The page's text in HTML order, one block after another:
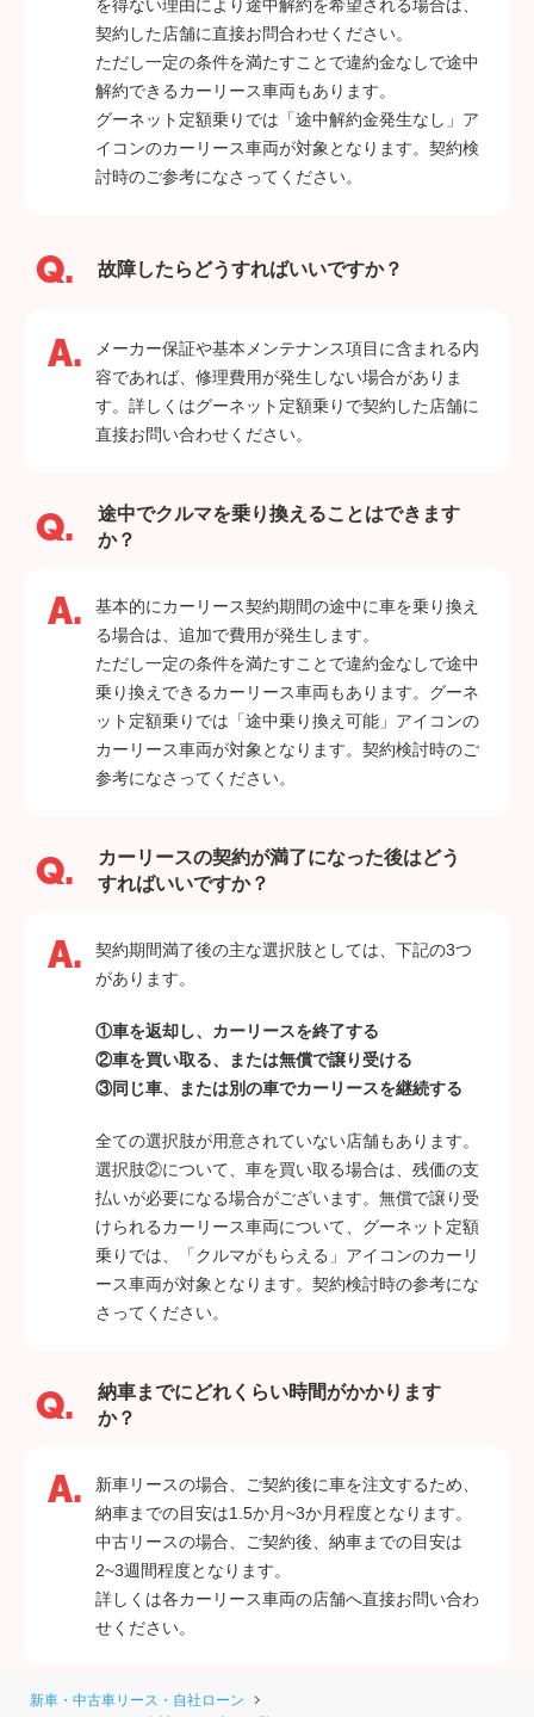
を得ない理由により途中解約を希望される場合は、
契約した店舗に直接お問合わせください。
ただし一定の条件を満たすことで違約金なしで途中
解約できるカーリース車両もあります。
グーネット定額乗りでは「途中解約金発生なし」ア
イコンのカーリース車両が対象となります。契約検
討時のご参考になさってください。
故障したらどうすればいいですか？
メーカー保証や基本メンテナンス項目に含まれる内
容であれば、修理費用が発生しない場合がありま
す。詳しくはグーネット定額乗りで契約した店舗に
直接お問い合わせください。
途中でクルマを乗り換えることはできます
か？
基本的にカーリース契約期間の途中に車を乗り換え
る場合は、追加で費用が発生します。
ただし一定の条件を満たすことで違約金なしで途中
乗り換えできるカーリース車両もあります。グーネ
ット定額乗りでは「途中乗り換え可能」アイコンの
カーリース車両が対象となります。契約検討時のご
参考になさってください。
カーリースの契約が満了になった後はどう
すればいいですか？
契約期間満了後の主な選択肢としては、下記の3つ
があります。
①車を返却し、カーリースを終了する
②車を買い取る、または無償で譲り受ける
③同じ車、または別の車でカーリースを継続する
全ての選択肢が用意されていない店舗もあります。
選択肢②について、車を買い取る場合は、残価の支
払いが必要になる場合がございます。無償で譲り受
けられるカーリース車両について、グーネット定額
乗りでは、「クルマがもらえる」アイコンのカーリ
ース車両が対象となります。契約検討時の参考にな
さってください。
納車までにどれくらい時間がかかります
か？
新車リースの場合、ご契約後に車を注文するため、
納車までの目安は1.5か月~3か月程度となります。
中古リースの場合、ご契約後、納車までの目安は
2~3週間程度となります。
詳しくは各カーリース車両の店舗へ直接お問い合わ
せください。
新車・中古車リース・自社ローン